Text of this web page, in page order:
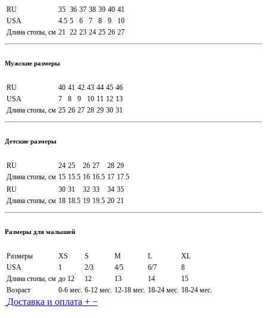
RU 35 36 37 38 39 40 41
USA
4.5 5 6 7 8 9
10
Длина стопы, см 21 22 23 24 25 26 27
Мужские размеры
RU 40 41 42 43 44 45 46
USA
7 8 9 10 11 12 13
Длина стопы, см 25 26 27 28 29 30 31
Детские размеры
RU 24 25 26 27 28 29
Длина стопы, см 15 15.5 16 16.5 17 17.5
RU
30 31 32 33 34 35
Длина стопы, см 18 18.5 19 19.5 20 21
Размеры для малышей
Размеры XS S M L
XL
USA
1 2/3 4/5 6/7
8
Длина стопы, см до 12 12 13 14
15
Возраст
0-6 мес. 6-12 мес. 12-18 мес. 18-24 мес. 18-24 мес.
Доставка и оплата + −